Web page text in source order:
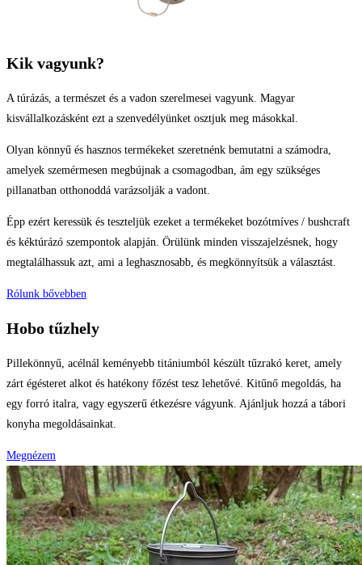
Kik vagyunk?
A túrázás, a természet és a vadon szerelmesei vagyunk. Magyar
kisvállalkozásként ezt a szenvedélyünket osztjuk meg másokkal.
Olyan könnyű és hasznos termékeket szeretnénk bemutatni a számodra,
amelyek szemérmesen megbújnak a csomagodban, ám egy szükséges
pillanatban otthonoddá varázsolják a vadont.
Épp ezért keressük és teszteljük ezeket a termékeket bozótmíves / bushcraft
és kéktúrázó szempontok alapján. Örülünk minden visszajelzésnek, hogy
megtalálhassuk azt, ami a leghasznosabb, és megkönnyítsük a választást.
Rólunk bővebben
Hobo tűzhely
Pillekönnyű, acélnál keményebb titániumból készült tűzrakó keret, amely
zárt égésteret alkot és hatékony főzést tesz lehetővé. Kitűnő megoldás, ha
egy forró italra, vagy egyszerű étkezésre vágyunk. Ajánljuk hozzá a tábori
konyha megoldásainkat.
Megnézem